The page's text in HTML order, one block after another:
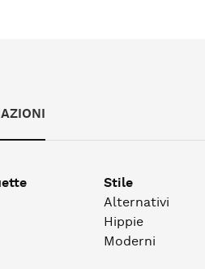
Stile
Alternativi
Hippie
Moderni